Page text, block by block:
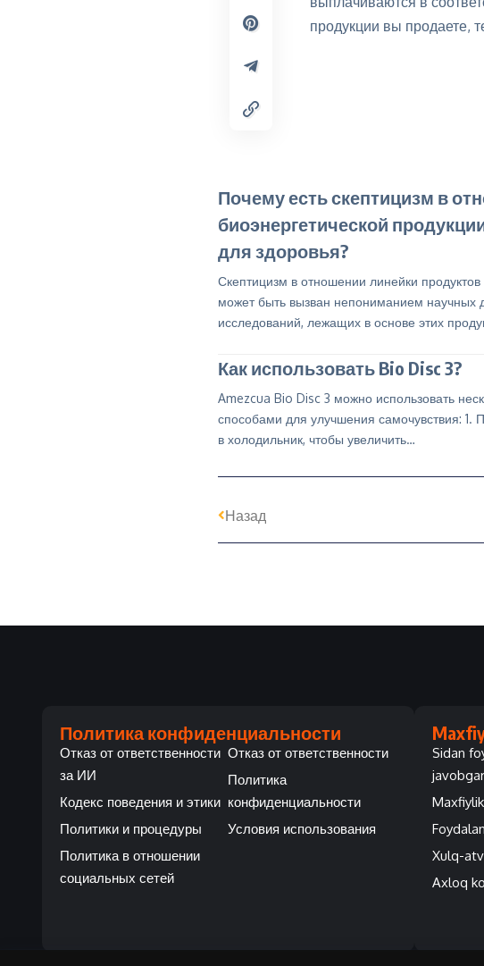
продукции вы продаете,
Почему есть скептицизм в
биоэнергетической
для здоровья?
Скептицизм в отношении линейки продуктов
может быть вызван непониманием научных
исследований, лежащих в основе этих
Как использовать Bio Disc 3?
Amezcua Bio Disc 3 можно использовать
способами для улучшения самочувствия: 1.
в холодильник, чтобы увеличить…
Назад
Политика конфиденциальности
Отказ от ответственности
за ИИ
Кодекс поведения и этики
Политики и процедуры
Политика в отношении
социальных сетей
Отказ от ответственности
Политика
конфиденциальности
Условия использования
Sidan
Xulq-
Axloq